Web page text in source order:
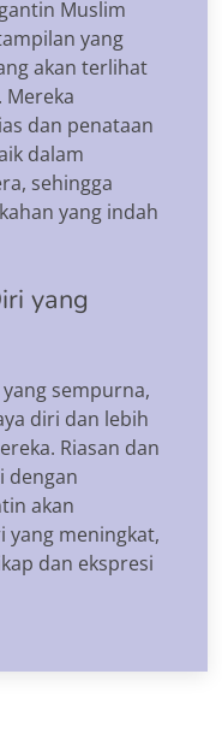
Muslim
yang
akan terlihat
dan penataan
dalam
sehingga
yang indah
yang
sempurna,
diri dan lebih
Riasan dan
dengan
akan
yang meningkat,
dan ekspresi